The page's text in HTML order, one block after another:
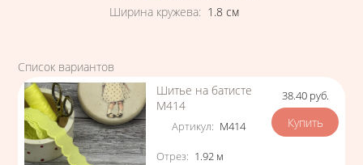
Ширина кружева: 1.8 см
Список вариантов
Шитье на батисте
М414
Артикул: М414
Характеристики
Отрез: 1.92 м
Цена
38.40 руб.